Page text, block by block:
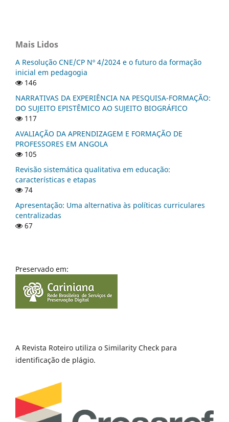
Mais Lidos
A Resolução CNE/CP Nº 4/2024 e o futuro da formação
inicial em pedagogia
146
NARRATIVAS DA EXPERIÊNCIA NA PESQUISA-FORMAÇÃO:
DO SUJEITO EPISTÊMICO AO SUJEITO BIOGRÁFICO
117
AVALIAÇÃO DA APRENDIZAGEM E FORMAÇÃO DE
PROFESSORES EM ANGOLA
105
Revisão sistemática qualitativa em educação:
características e etapas
74
Apresentação: Uma alternativa às políticas curriculares
centralizadas
67
Preservado em:
A Revista Roteiro utiliza o Similarity Check para
identificação de plágio.